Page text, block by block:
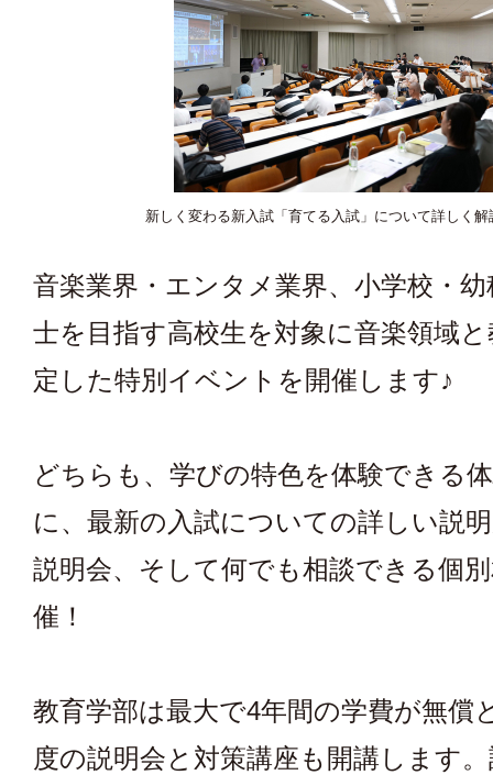
新しく変わる新入試「育てる入試」について詳しく解
音楽業界・エンタメ業界、小学校・
士を目指す高校生を対象に音楽領域
定した特別イベントを開催します♪
どちらも、学びの特色を体験できる
に、最新の入試についての詳しい説
説明会、そして何でも相談できる個
催！
教育学部は最大で4年間の学費が無償
度の説明会と対策講座も開講します